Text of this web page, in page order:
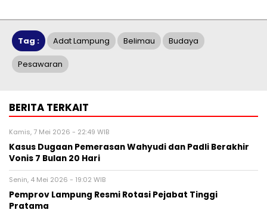
Tag : Adat Lampung Belimau Budaya
Pesawaran
BERITA TERKAIT
Kamis, 7 Mei 2026 - 22:49 WIB
Kasus Dugaan Pemerasan Wahyudi dan Padli Berakhir
Vonis 7 Bulan 20 Hari
Senin, 4 Mei 2026 - 19:02 WIB
Pemprov Lampung Resmi Rotasi Pejabat Tinggi
Pratama